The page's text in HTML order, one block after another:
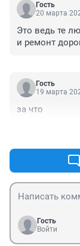
Гость
20 марта
Это ведь те
и ремонт
Гость
19 марта
за что
Гость
Войти